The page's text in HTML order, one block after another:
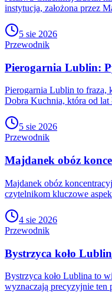
instytucja, założona przez
5 sie 2026
Przewodnik
Pierogarnia Lublin:
Pierogarnia Lublin to fraza,
Dobra Kuchnia, która od lat
5 sie 2026
Przewodnik
Majdanek obóz
Majdanek obóz
czytelnikom kluczowe
4 sie 2026
Przewodnik
Bystrzyca koło
Bystrzyca koło Lublina to
wyznaczają precyzyjnie ten